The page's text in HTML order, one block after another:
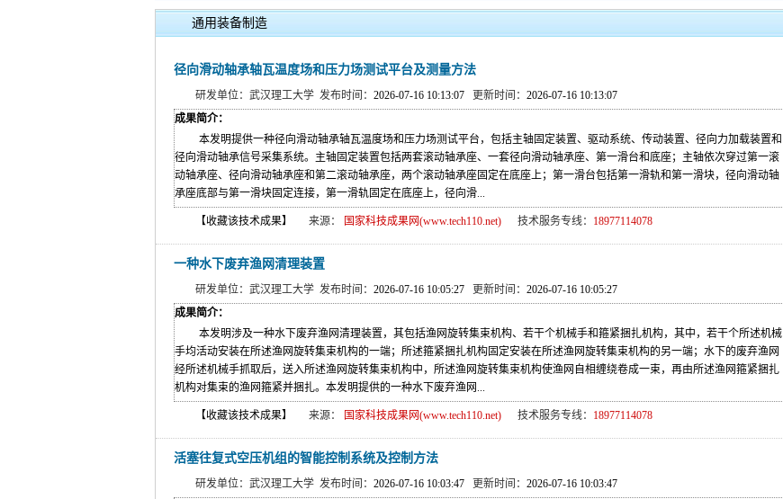
通用装备制造
径向滑动轴承轴瓦温度场和压力场测试平台及测量方法
研发单位：武汉理工大学 发布时间： 2026-07-16 10:13:07 更新时间： 2026-07-16 10:13:07
成果简介：
本发明提供一种径向滑动轴承轴瓦温度场和压力场测试平台，包括主轴固定装置、驱动系统、传动装置、径向力加载装置和
径向滑动轴承信号采集系统。主轴固定装置包括两套滚动轴承座、一套径向滑动轴承座、第一滑台和底座；主轴依次穿过第一滚
动轴承座、径向滑动轴承座和第二滚动轴承座，两个滚动轴承座固定在底座上；第一滑台包括第一滑轨和第一滑块，径向滑动轴
承座底部与第一滑块固定连接，第一滑轨固定在底座上，径向滑...
【收藏该技术成果】 来源： 国家科技成果网(www.tech110.net) 技术服务专线： 18977114078
一种水下废弃渔网清理装置
研发单位：武汉理工大学 发布时间： 2026-07-16 10:05:27 更新时间： 2026-07-16 10:05:27
成果简介：
本发明涉及一种水下废弃渔网清理装置，其包括渔网旋转集束机构、若干个机械手和箍紧捆扎机构，其中，若干个所述机械
手均活动安装在所述渔网旋转集束机构的一端；所述箍紧捆扎机构固定安装在所述渔网旋转集束机构的另一端；水下的废弃渔网
经所述机械手抓取后，送入所述渔网旋转集束机构中，所述渔网旋转集束机构使渔网自相缠绕卷成一束，再由所述渔网箍紧捆扎
机构对集束的渔网箍紧并捆扎。本发明提供的一种水下废弃渔网...
【收藏该技术成果】 来源： 国家科技成果网(www.tech110.net) 技术服务专线： 18977114078
活塞往复式空压机组的智能控制系统及控制方法
研发单位：武汉理工大学 发布时间： 2026-07-16 10:03:47 更新时间： 2026-07-16 10:03:47